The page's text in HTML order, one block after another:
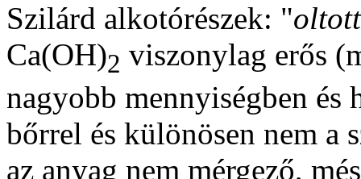
Szilárd alkotórészek: "
Ca(OH)2 viszonylag erős
nagyobb mennyiségben és
bőrrel és különösen nem a
az anyag nem mérgező,